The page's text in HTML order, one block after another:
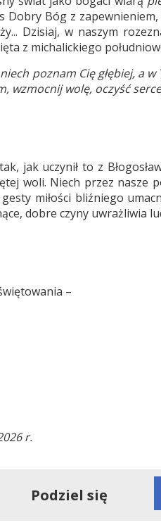
Dobry Bóg z
Dzisiaj, w naszym
z michalickiego
poznam Cię głębiej, a
wzmocnij wolę, oczyść
jak uczynił to z
woli. Niech przez nasze
miłości bliźniego
dobre czyny uwrażliwia
–
r.
Podziel się